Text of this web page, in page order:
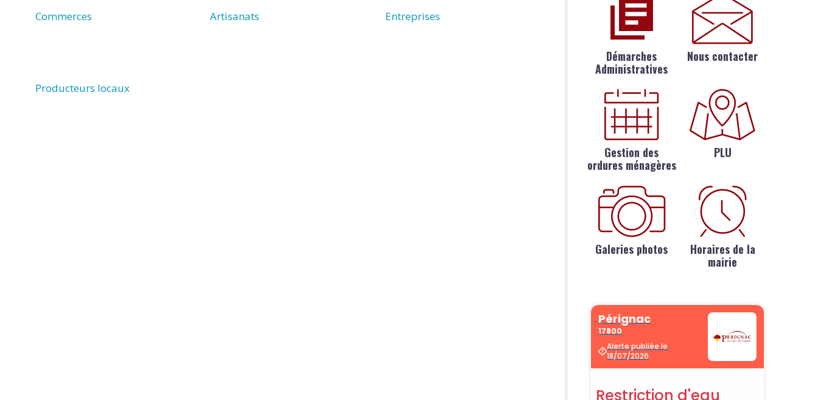
Commerces Artisanats Entreprises
Producteurs locaux
Démarches
Administratives
Nous contacter
Gestion des
ordures ménagères
PLU
Galeries photos
Horaires de la
mairie